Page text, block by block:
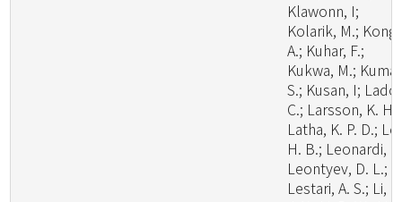
Klawonn, I;
Kolarik, M.; Kong,
A.; Kuhar, F.;
Kukwa, M.;
S.; Kusan, I; Lado,
C.; Larsson, K. H.;
Latha, K. P. D.;
H. B.; Leonardi,
Leontyev, D. L.;
Lestari, A. S.; Li,